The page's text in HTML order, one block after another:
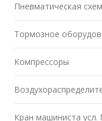
Пневматическая
Тормозное
Компрессоры
Кран машиниста